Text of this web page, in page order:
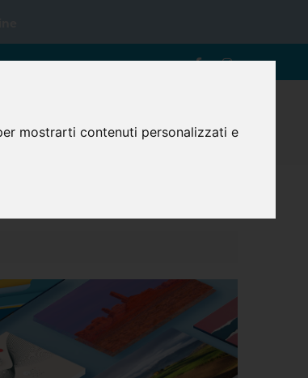
mostrarti contenuti personalizzati e
Login Registrazione Carrello